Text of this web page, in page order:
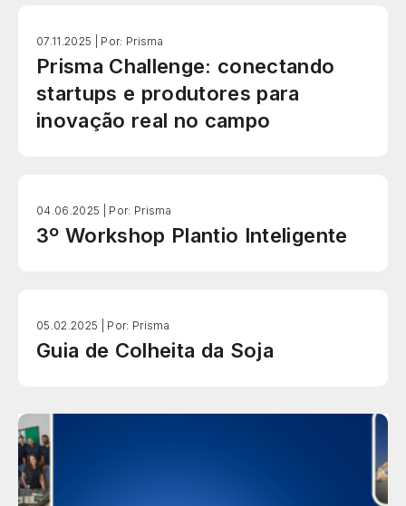
07.11.2025 | Por: Prisma
Prisma Challenge: conectando
startups e produtores para
inovação real no campo
04.06.2025 | Por: Prisma
3º Workshop Plantio Inteligente
05.02.2025 | Por: Prisma
Guia de Colheita da Soja